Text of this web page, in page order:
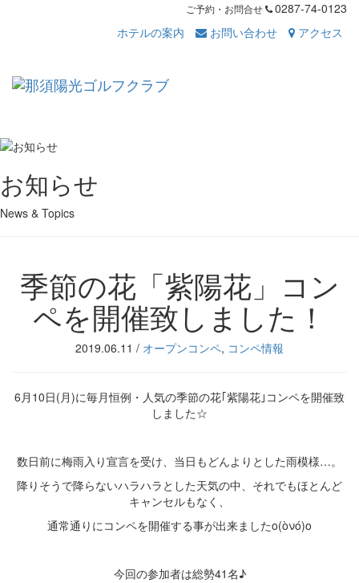
ご予約・お問合せ
0287-74-0123
ホテルの案内
お問い合わせ アクセス
お知らせ
News & Topics
季節の花「紫陽花」コン
ペを開催致しました！
2019.06.11 / オープンコンペ, コンペ情報
6月10日(月)に毎月恒例・人気の季節の花｢紫陽花｣コンペを開催致
しました☆
数日前に梅雨入り宣言を受け、当日もどんよりとした雨模様…。
降りそうで降らないハラハラとした天気の中、それでもほとんど
キャンセルもなく、
通常通りにコンペを開催する事が出来ましたo(òνó)o
今回の参加者は総勢41名♪